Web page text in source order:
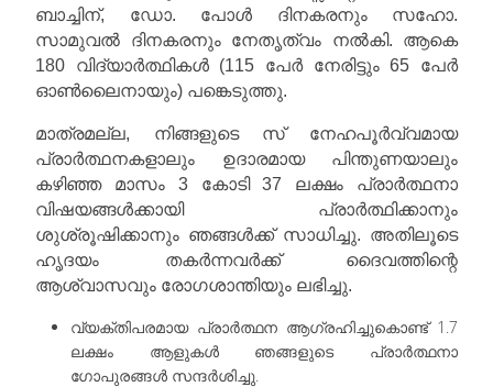
ബാച്ചിന്, ഡോ. പോൾ ദിനകരനും സഹോ.
സാമുവൽ ദിനകരനും നേതൃത്വം നൽകി. ആകെ
180 വിദ്യാർത്ഥികൾ (115 പേർ നേരിട്ടും 65 പേർ
ഓൺലൈനായും) പങ്കെടുത്തു.
മാത്രമല്ല, നിങ്ങളുടെ സ് നേഹപൂർവ്വമായ
പ്രാർത്ഥനകളാലും ഉദാരമായ പിന്തുണയാലും
കഴിഞ്ഞ മാസം 3 കോടി 37 ലക്ഷം പ്രാർത്ഥനാ
വിഷയങ്ങൾക്കായി പ്രാർത്ഥിക്കാനും
ശുശ്രൂഷിക്കാനും ഞങ്ങൾക്ക് സാധിച്ചു. അതിലൂടെ
ഹൃദയം തകർന്നവർക്ക് ദൈവത്തിന്റെ
ആശ്വാസവും രോഗശാന്തിയും ലഭിച്ചു.
വ്യക്തിപരമായ പ്രാർത്ഥന ആഗ്രഹിച്ചുകൊണ്ട് 1.7
ലക്ഷം ആളുകൾ ഞങ്ങളുടെ പ്രാർത്ഥനാ
ഗോപുരങ്ങൾ സന്ദർശിച്ചു.